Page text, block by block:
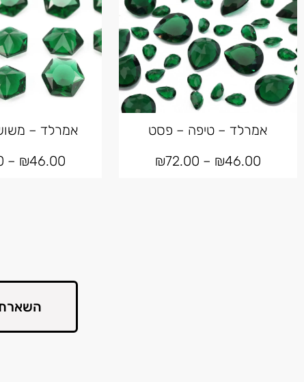
אמרלד – טיפה – פסט
₪46.00
–
₪72.00
אמרלד –
₪46.00
–